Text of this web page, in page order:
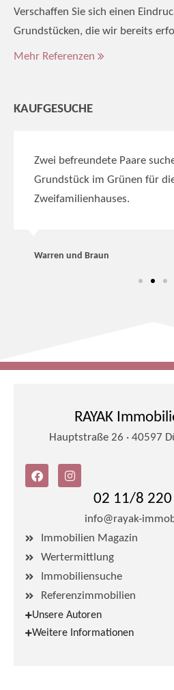
Verschaffen Sie sich einen
Grundstücken, die wir bereits
Mehr Referenzen
KAUFGESUCHE
Zwei befreundete Paare
Grundstück im Grünen für
Zweifamilienhauses.
Warren und Braun
RAYAK
Hauptstraße 26 · 40597
02 11/8
info@rayak-
Immobilien Magazin
Wertermittlung
Immobiliensuche
Referenzimmobilien
Unsere Autoren
Weitere Informationen